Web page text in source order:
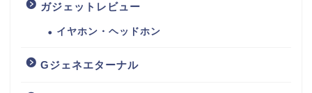
ガジェットレビュー
イヤホン・ヘッドホン
Gジェネエターナル